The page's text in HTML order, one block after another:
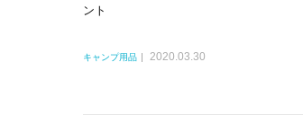
ント
キャンプ用品 2020.03.30